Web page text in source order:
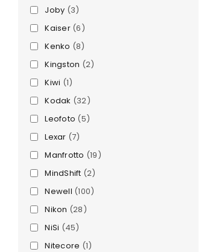
Joby (3)
Kaiser (6)
Kenko (8)
Kingston (2)
Kiwi (1)
Kodak (32)
Leofoto (5)
Lexar (7)
Manfrotto (19)
MindShift (2)
Newell (100)
Nikon (28)
NiSi (45)
Nitecore (1)